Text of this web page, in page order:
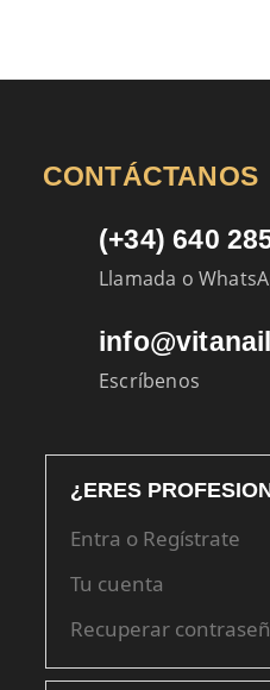
CONTÁCTANOS
(+34) 640
Llamada o
Escríbenos
¿ERES
Entra o Regístrate
Tu cuenta
Recuperar